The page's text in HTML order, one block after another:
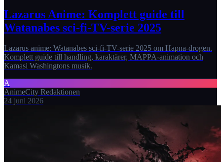
Lazarus Anime: Komplett guide till
Watanabes sci-fi-TV-serie 2025
Lazarus anime: Watanabes sci-fi-TV-serie 2025 om Hapna-drogen.
Komplett guide till handling, karaktärer, MAPPA-animation och
Kamasi Washingtons musik.
A
AnimeCity Redaktionen
24 juni 2026